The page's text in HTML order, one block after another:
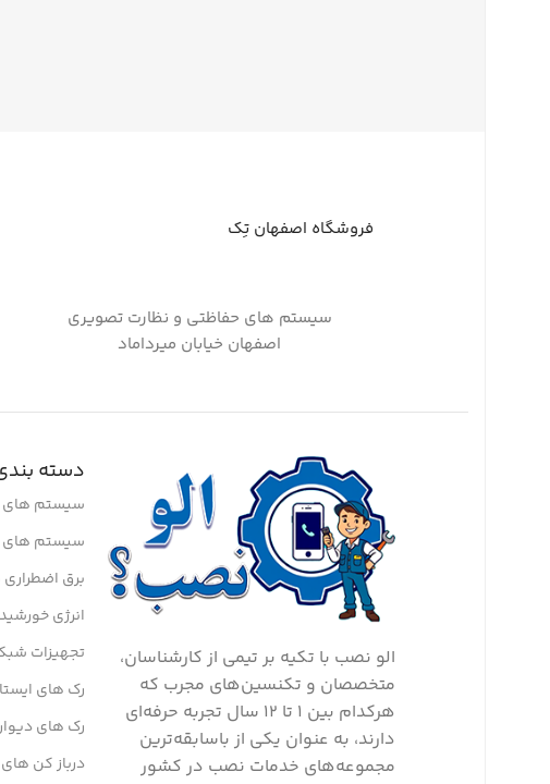
فروشگاه اصفهان تِک
سیستم های حفاظتی و نظارت تصویری
اصفهان خیابان میرداماد
الو نصب با تکیه بر تیمی از کارشناسان،
متخصصان و تکنسین‌های مجرب که
هرکدام بین ۱ تا ۱۲ سال تجربه حرفه‌ای
دارند، به عنوان یکی از باسابقه‌ترین
مجموعه‌های خدمات نصب در کشور
دسته
سیستم های
سیستم های
برق اضطراری UPS
انرژی
تجهیزات
رک های
رک های
درباز کن